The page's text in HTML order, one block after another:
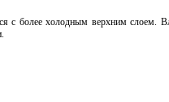
более холодным верхним слоем.